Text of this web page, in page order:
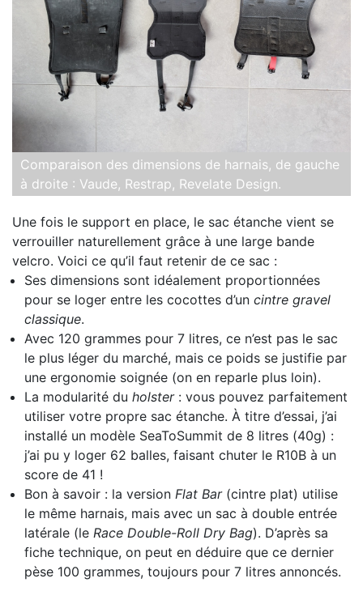
Comparaison des dimensions de harnais, de gauche
à droite : Vaude, Restrap, Revelate Design.
Une fois le support en place, le sac étanche vient se
verrouiller naturellement grâce à une large bande
velcro. Voici ce qu’il faut retenir de ce sac :
Ses dimensions sont idéalement proportionnées
pour se loger entre les cocottes d’un cintre gravel
classique.
Avec 120 grammes pour 7 litres, ce n’est pas le sac
le plus léger du marché, mais ce poids se justifie par
une ergonomie soignée (on en reparle plus loin).
La modularité du holster: vous pouvez parfaitement
utiliser votre propre sac étanche. À titre d’essai, j’ai
installé un modèle SeaToSummit de 8 litres (40g) :
j’ai pu y loger 62 balles, faisant chuter le R10B à un
score de 41 !
Bon à savoir : la version Flat Bar(cintre plat) utilise
le même harnais, mais avec un sac à double entrée
latérale (le Race Double-Roll Dry Bag). D’après sa
fiche technique, on peut en déduire que ce dernier
pèse 100 grammes, toujours pour 7 litres annoncés.